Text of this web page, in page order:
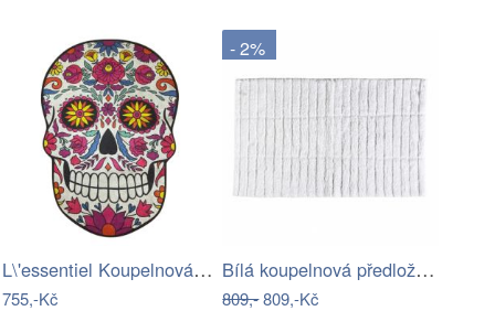
L\'essentiel Koupelnová předložka SKULL…
755,-Kč
- 2%
Bílá koupelnová předložka 80x50 cm…
809,-809,-Kč